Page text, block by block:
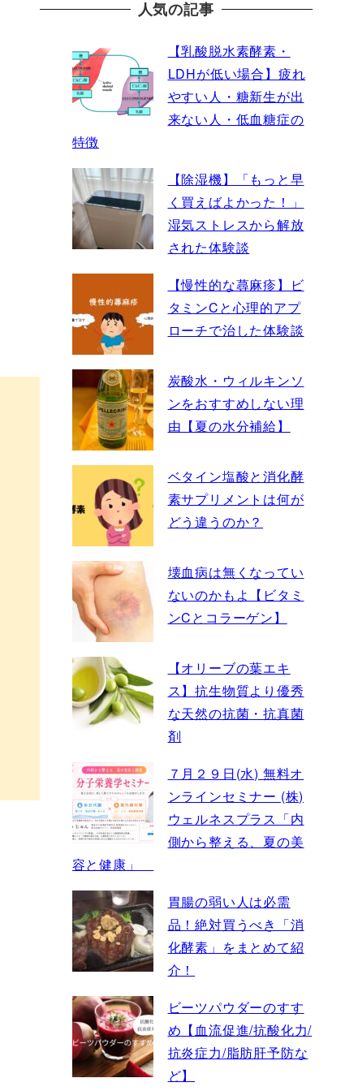
人気の記事
【乳酸脱水素酵素・
LDHが低い場合】疲れ
やすい人・糖新生が出
来ない人・低血糖症の
特徴
【除湿機】「もっと早
く買えばよかった！」
湿気ストレスから解放
された体験談
【慢性的な蕁麻疹】ビ
タミンCと心理的アプ
ローチで治した体験談
炭酸水・ウィルキンソ
ンをおすすめしない理
由【夏の水分補給】
ベタイン塩酸と消化酵
素サプリメントは何が
どう違うのか？
壊血病は無くなってい
ないのかもよ【ビタミ
ンCとコラーゲン】
【オリーブの葉エキ
ス】抗生物質より優秀
な天然の抗菌・抗真菌
剤
７月２９日(水) 無料オ
ンラインセミナー (株)
ウェルネスプラス「内
側から整える、夏の美
容と健康」
胃腸の弱い人は必需
品！絶対買うべき「消
化酵素」をまとめて紹
介！
ビーツパウダーのすす
め【血流促進/抗酸化力/
抗炎症力/脂肪肝予防な
ど】